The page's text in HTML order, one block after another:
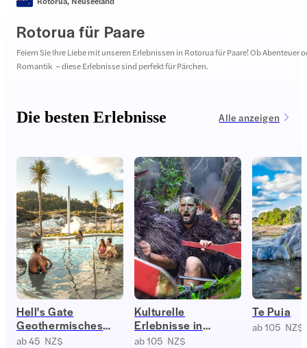
Rotorua für Paare
Feiern Sie Ihre Liebe mit unseren Erlebnissen in Rotorua für Paare! Ob Abenteuer
Romantik – diese Erlebnisse sind perfekt für Pärchen.
Die besten Erlebnisse Alle anzeigen
Hell's Gate
Geothermisches
Reservat und
ab 45 NZ$
Kulturelle
Erlebnisse in
Rotorua
ab 105 NZ$
Te Puia
ab 105 NZ$